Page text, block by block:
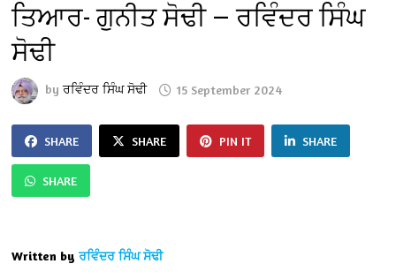
ਤਿਆਰ- ਗੁਨੀਤ ਸੋਢੀ — ਰਵਿੰਦਰ ਸਿੰਘ
ਸੋਢੀ
byਰਵਿੰਦਰ ਸਿੰਘ ਸੋਢੀ 15 September 2024
SHARE SHARE PIN IT SHARE
SHARE
Written by ਰਵਿੰਦਰ ਸਿੰਘ ਸੋਢੀ